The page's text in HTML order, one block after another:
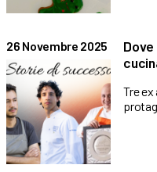
26 Novembre 2025
Tre ex